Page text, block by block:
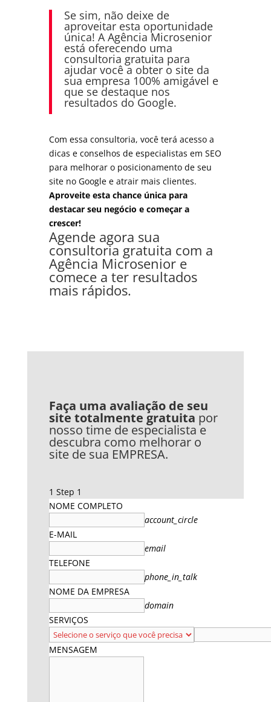
Sesim, não deixede
aproveitaresta oportunidade
única! AAgência Microsenior
está oferecendo uma
consultoria gratuita para
ajudarvocêa obtero siteda
sua empresa 100% amigável e
quesedestaquenos
resultados doGoogle.
Com essa consultoria, vocêterá acessoa
dicas econselhos deespecialistas em SEO
para melhoraroposicionamentodeseu
sitenoGoogleeatrairmais clientes.
Aproveite esta chance única para
destacar seu negócio e começar a
crescer!
Agendeagora sua
consultoria gratuita com a
Agência Microseniore
comecea terresultados
maisrápidos.
Faça uma avaliação de seu
site totalmente gratuita por
nosso time de especialista e
descubra como melhorar o
site de sua EMPRESA.
1 Step 1
NOME COMPLETO
account_circle
E-MAIL
email
TELEFONE
phone_in_talk
NOME DA EMPRESA
domain
SERVIÇOS
MENSAGEM